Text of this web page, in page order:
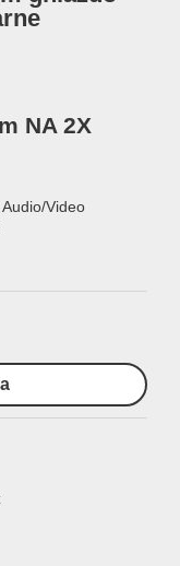
NA 2X
Video